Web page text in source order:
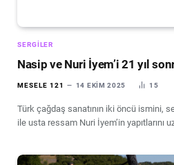
SERGILER
Nasip ve Nuri İyem’i 21 yıl
MESELE 121 14 EKIM 2025 15
Türk çağdaş sanatının iki öncü ismini,
ile usta ressam Nuri İyem’in yapıtlarını